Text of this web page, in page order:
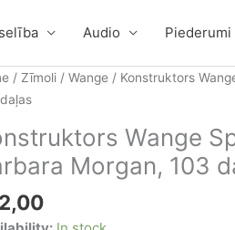
Audio Piederumi
/ Zīmoli / Wange / Konstruktors
Wange
Morgan, 103